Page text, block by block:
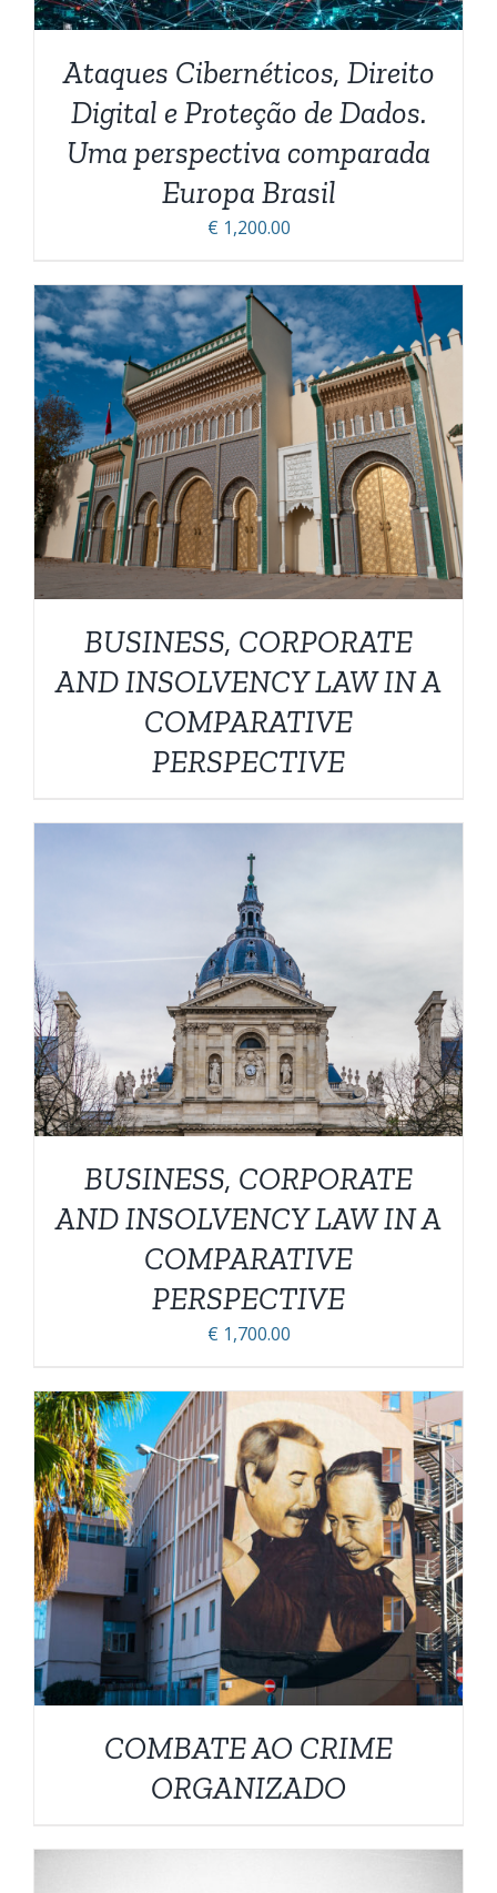
Ataques Cibernéticos, Direito
Digital e Proteção de Dados.
Uma perspectiva comparada
Europa Brasil
€ 1,200.00
DETALHES
BUSINESS, CORPORATE
AND INSOLVENCY LAW IN A
COMPARATIVE
PERSPECTIVE
VER OPÇÕESESTE
PRODUTO
TEM
VÁRIAS
VARIANTES.
AS
OPÇÕES
SER
NA
PÁGINA
DO
PRODUTO
/ DETALHES
BUSINESS, CORPORATE
AND INSOLVENCY LAW IN A
COMPARATIVE
PERSPECTIVE
€ 1,700.00
DETALHES
COMBATE AO CRIME
ORGANIZADO